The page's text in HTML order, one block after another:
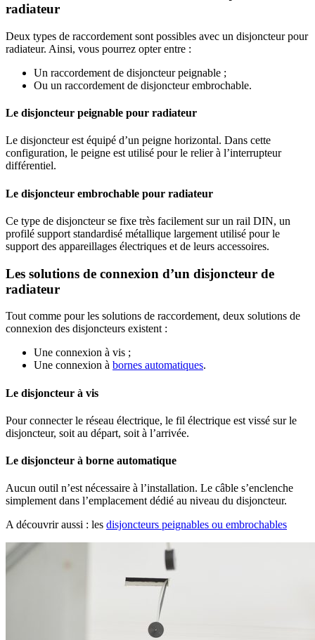
radiateur
Deux types de raccordement sont possibles avec un disjoncteur pour
radiateur. Ainsi, vous pourrez opter entre :
Un raccordement de disjoncteur peignable ;
Ou un raccordement de disjoncteur embrochable.
Le disjoncteur peignable pour radiateur
Le disjoncteur est équipé d’un peigne horizontal. Dans cette
configuration, le peigne est utilisé pour le relier à l’interrupteur
différentiel.
Le disjoncteur embrochable pour radiateur
Ce type de disjoncteur se fixe très facilement sur un rail DIN, un
profilé support standardisé métallique largement utilisé pour le
support des appareillages électriques et de leurs accessoires.
Les solutions de connexion d’un disjoncteur de
radiateur
Tout comme pour les solutions de raccordement, deux solutions de
connexion des disjoncteurs existent :
Une connexion à vis ;
Une connexion à bornes automatiques.
Le disjoncteur à vis
Pour connecter le réseau électrique, le fil électrique est vissé sur le
disjoncteur, soit au départ, soit à l’arrivée.
Le disjoncteur à borne automatique
Aucun outil n’est nécessaire à l’installation. Le câble s’enclenche
simplement dans l’emplacement dédié au niveau du disjoncteur.
A découvrir aussi : les disjoncteurs peignables ou embrochables